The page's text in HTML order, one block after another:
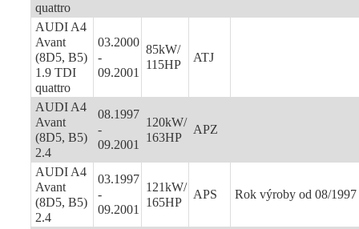
quattro
AUDI A4
Avant
(8D5, B5)
1.9 TDI
quattro
03.2000
-
09.2001
85kW/
115HP
ATJ
AUDI A4
Avant
(8D5, B5)
2.4
08.1997
-
09.2001
120kW/
163HP
APZ
AUDI A4
Avant
(8D5, B5)
2.4
03.1997
-
09.2001
121kW/
165HP
APS Rok výroby od 08/1997